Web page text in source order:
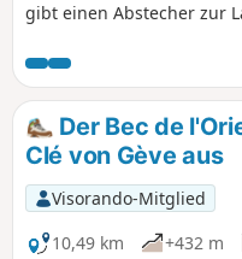
gibt einen Abstecher zur
kürzeren Abstecher zur
während des Zweiten
der Résistance genutzt
Aussicht vom Bergrücken
Der Bec de
Clé von Gève aus
Visorando-Mitglied
10,49 km
+432 m